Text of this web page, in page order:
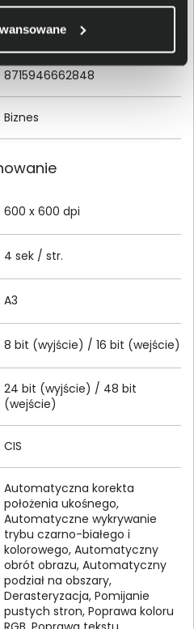
WorkForce DS-80W
8715946662848
Biznes
600 x 600 dpi
4 sek / str.
A3
8 bit (wyjście) / 16 bit (wejście)
24 bit (wyjście) / 48 bit
(wejście)
CIS
Automatyczna korekta
położenia ukośnego,
Automatyczne wykrywanie
trybu czarno-białego i
kolorowego, Automatyczny
obrót obrazu, Automatyczny
podział na obszary,
Derasteryzacja, Pomijanie
pustych stron, Poprawa koloru